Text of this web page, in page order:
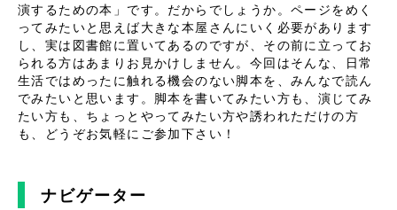
演するための本」です。だからでしょうか。ページをめく
ってみたいと思えば大きな本屋さんにいく必要があります
し、実は図書館に置いてあるのですが、その前に立ってお
られる方はあまりお見かけしません。今回はそんな、日常
生活ではめったに触れる機会のない脚本を、みんなで読ん
でみたいと思います。脚本を書いてみたい方も、演じてみ
たい方も、ちょっとやってみたい方や誘われただけの方
も、どうぞお気軽にご参加下さい！
ナビゲーター